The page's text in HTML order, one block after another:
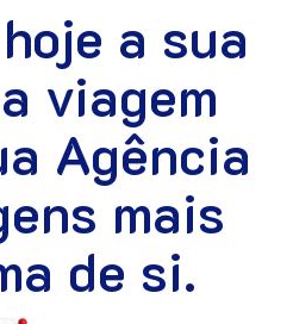
a sua
viagem
Agência
mais
de si.